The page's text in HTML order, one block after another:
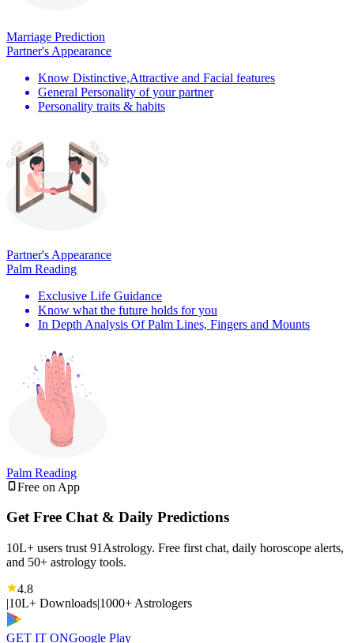
Marriage Prediction
Partner's Appearance
Know Distinctive,Attractive and Facial features
General Personality of your partner
Personality traits & habits
Partner's Appearance
Palm Reading
Exclusive Life Guidance
Know what the future holds for you
In Depth Analysis Of Palm Lines, Fingers and Mounts
Palm Reading
Free on App
Get Free Chat & Daily Predictions
10L+ users trust 91Astrology. Free first chat, daily horoscope alerts,
and 50+ astrology tools.
4.8
|10L+ Downloads|1000+ Astrologers
GET IT ONGoogle Play